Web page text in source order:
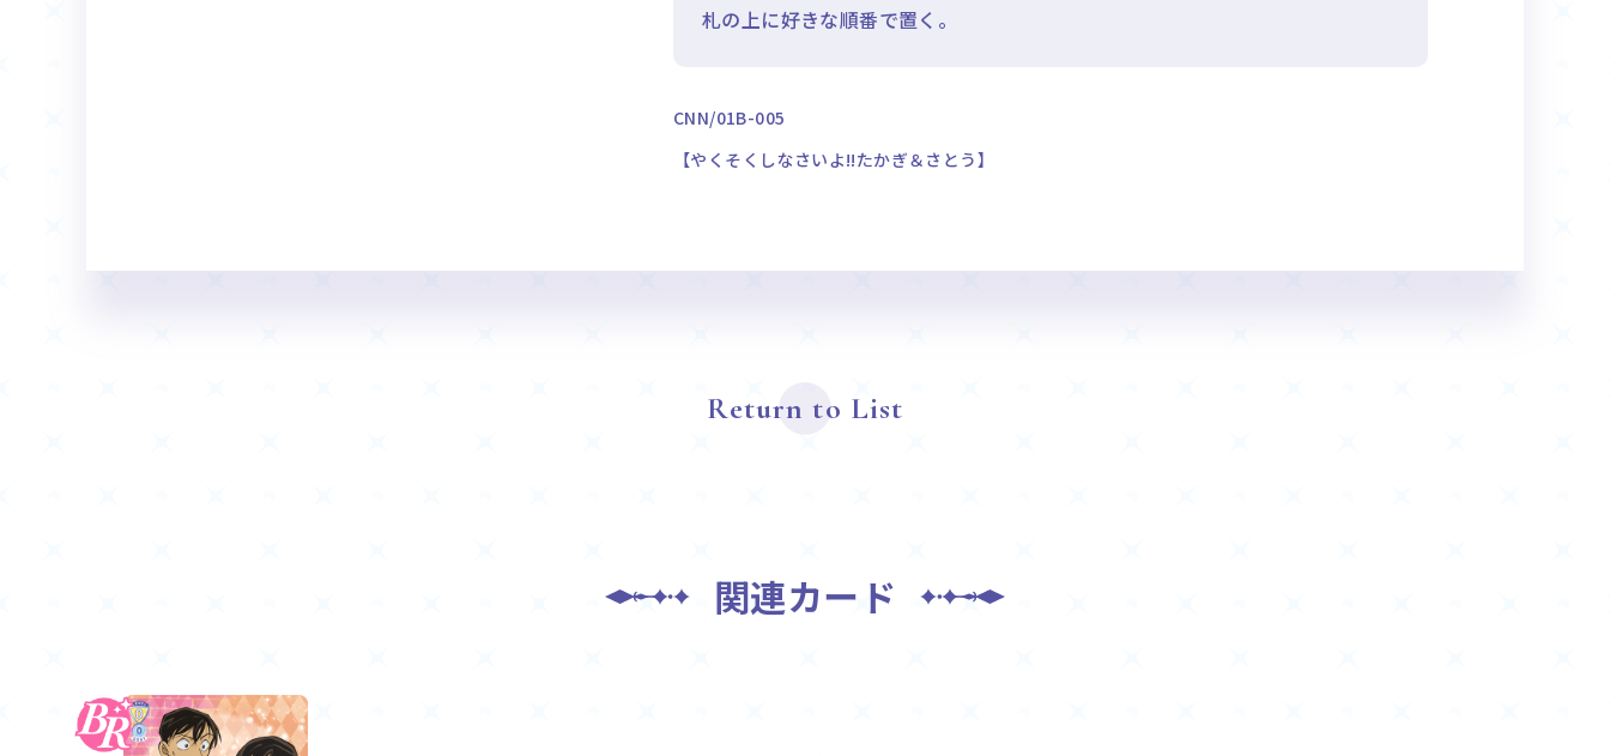
札の上に好きな順番で置く。
CNN/01B-005
【やくそくしなさいよ!!たかぎ＆さとう】
Return to List
関連カード